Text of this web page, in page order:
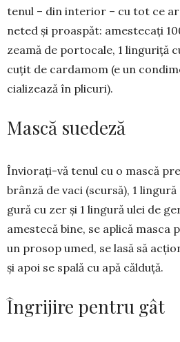
te­nul – din interior – cu tot ce
neted și proaspăt: amestecați
zeamă de portocale, 1 linguriță
cuțit de cardamom (e un
cializează în plicuri).
Mască suedeză
Înviorați-vă te­nul cu o mască
brânză de vaci (scursă), 1
gură cu zer și 1 lingură ulei de
amestecă bi­ne, se aplică masca
un prosop umed, se lasă să
și apoi se spală cu apă călduță.
Îngrijire pentru gât